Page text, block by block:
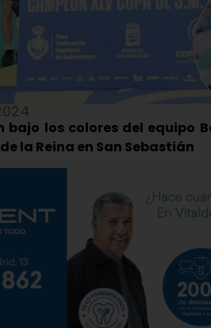
bajo los colores del equipo
la Reina en San Sebastián